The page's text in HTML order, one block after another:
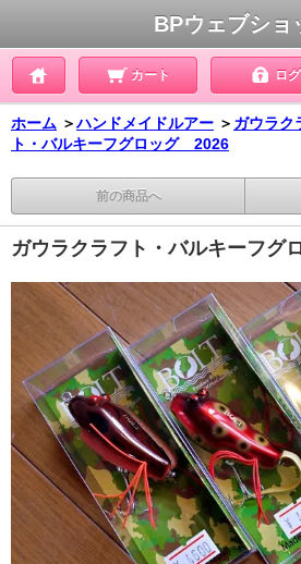
BPウェブショ
カート ロ
ホーム ＞ハンドメイドルアー ＞ ガウラク
ト・バルキーフグロッグ 2026
前の商品へ
ガウラクラフト・バルキーフ